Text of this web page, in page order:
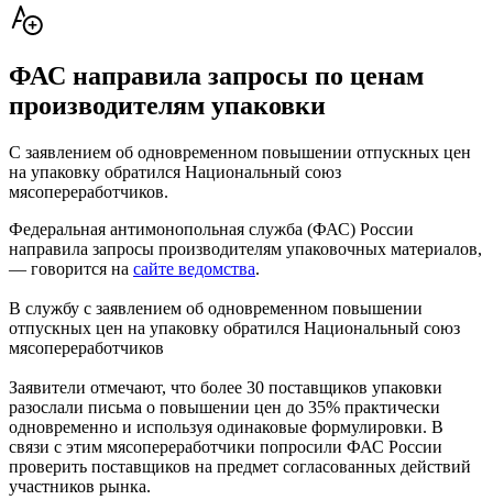
ФАС направила запросы по ценам
производителям упаковки
С заявлением об одновременном повышении отпускных цен
на упаковку обратился Национальный союз
мясопереработчиков.
Федеральная антимонопольная служба (ФАС) России
направила запросы производителям упаковочных материалов,
— говорится на сайте ведомства.
В службу с заявлением об одновременном повышении
отпускных цен на упаковку обратился Национальный союз
мясопереработчиков
Заявители отмечают, что более 30 поставщиков упаковки
разослали письма о повышении цен до 35% практически
одновременно и используя одинаковые формулировки. В
связи с этим мясопереработчики попросили ФАС России
проверить поставщиков на предмет согласованных действий
участников рынка.